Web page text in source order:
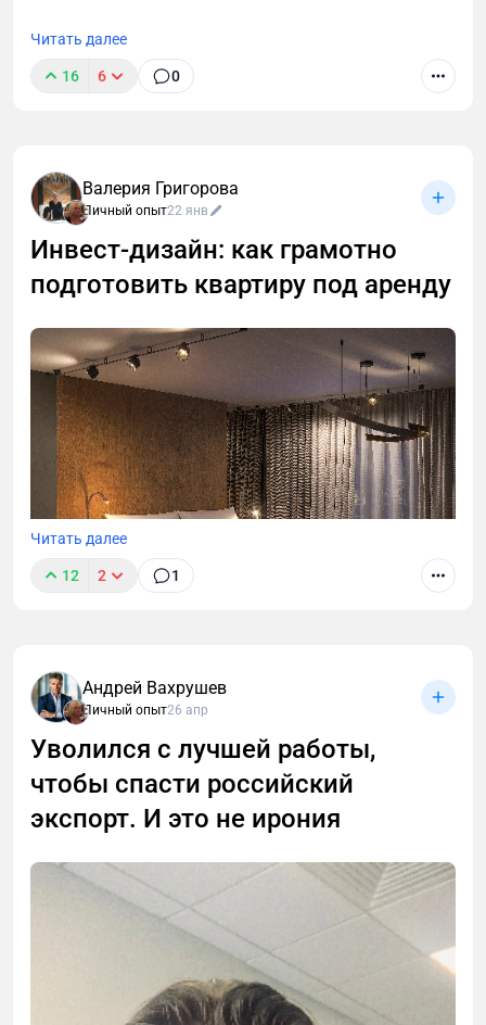
Читать далее
16 6 0
Валерия Григорова
Личный опыт22 янв
Инвест‑дизайн: как грамотно
подготовить квартиру под аренду
В этой статье разберём, чем инвестиционный
проект отличается от «классического» ремонта,
как собственнику избежать типичных ошибок и
максимально окупить вложения.
Читать далее
12 2 1
Андрей Вахрушев
Личный опыт26 апр
Уволился с лучшей работы,
чтобы спасти российский
экспорт. И это не ирония